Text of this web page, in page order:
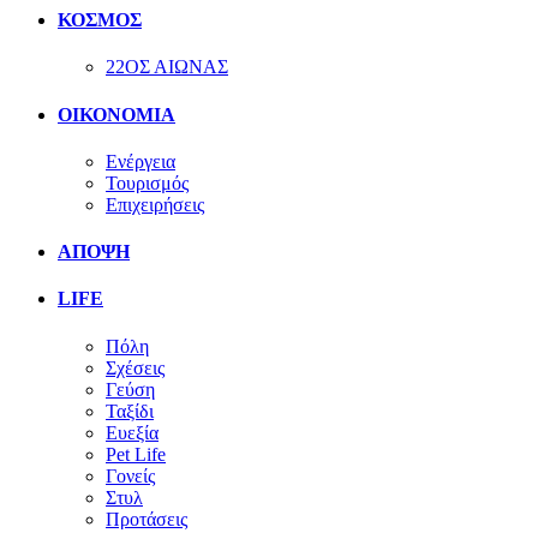
ΚΟΣΜΟΣ
22ΟΣ ΑΙΩΝΑΣ
ΟΙΚΟΝΟΜΙΑ
Ενέργεια
Τουρισμός
Επιχειρήσεις
ΑΠΟΨΗ
LIFE
Πόλη
Σχέσεις
Γεύση
Ταξίδι
Ευεξία
Pet Life
Γονείς
Στυλ
Προτάσεις